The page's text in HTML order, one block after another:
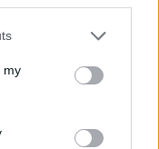
or more Google
You may click to
third-party tags to
in below Google
my
lenger
«Avoin»,